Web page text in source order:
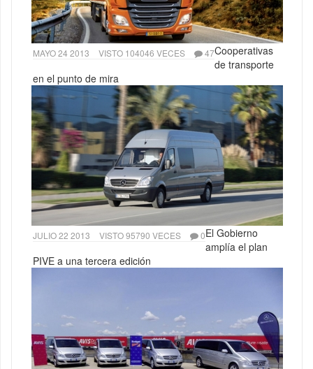
MAYO 24 2013 VISTO 104046 VECES 47Cooperativas
de transporte
en el punto de mira
JULIO 22 2013 VISTO 95790 VECES 0El Gobierno
amplía el plan
PIVE a una tercera edición